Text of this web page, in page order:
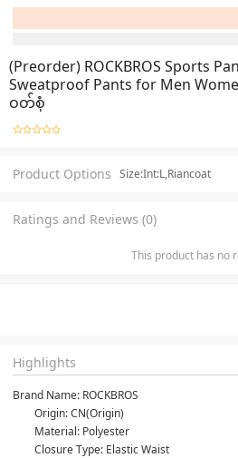
(Preorder) ROCKBROS Sports
Sweatproof Pants for Men
ဝတ်စုံ
Product Options Size:Int:L,Riancoat
Ratings and Reviews (0)
This product has no
Highlights
Brand Name: ROCKBROS
	Origin: CN(Origin)
	Material: Polyester
	Closure Type: Elastic Waist